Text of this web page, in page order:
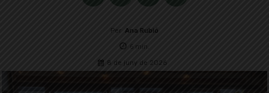
Per Ana Rubió
6min.
8 de juny de 2026